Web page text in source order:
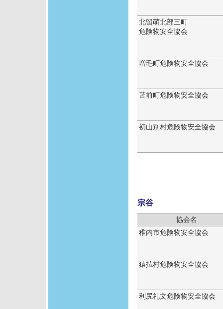
北留萌北部三町
危険物安全協会
増毛町危険物安全協会
苫前町危険物安全協会
初山別村危険物安全協会
宗谷
協会名
稚内市危険物安全協会
猿払村危険物安全協会
利尻礼文危険物安全協会